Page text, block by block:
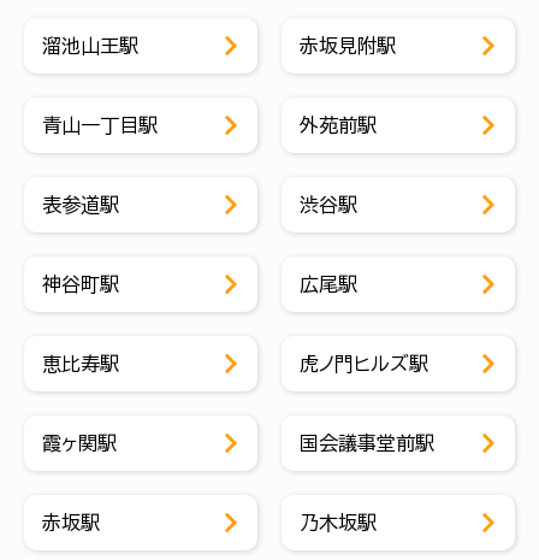
溜池山王駅 赤坂見附駅
青山一丁目駅 外苑前駅
表参道駅 渋谷駅
神谷町駅 広尾駅
恵比寿駅 虎ノ門ヒルズ駅
霞ヶ関駅 国会議事堂前駅
赤坂駅 乃木坂駅